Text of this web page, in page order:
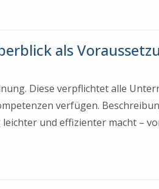
als
Diese verpflichtet alle
verfügen.
und effizienter macht –